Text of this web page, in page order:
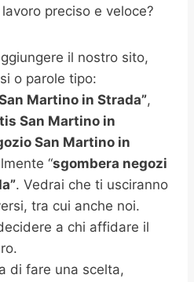
preciso e veloce?
il nostro sito,
o parole tipo:
Martino in Strada”,
San Martino in
San Martino in
“sgombera negozi
. Vedrai che ti usciranno
tra cui anche noi.
a chi affidare il
di fare una scelta,